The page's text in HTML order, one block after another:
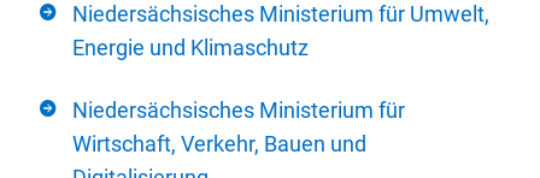
Niedersächsisches Ministerium für Umwelt,
Energie und Klimaschutz
Niedersächsisches Ministerium für
Wirtschaft, Verkehr, Bauen und